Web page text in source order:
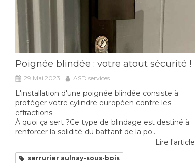
Poignée blindée : votre atout sécurité !
29 Mai 2023 ASD services
L'installation d'une poignée blindée consiste à
protéger votre cylindre européen contre les
effractions.
À quoi ça sert ?Ce type de blindage est destiné à
renforcer la solidité du battant de la po...
Lire l'article
serrurier aulnay-sous-bois